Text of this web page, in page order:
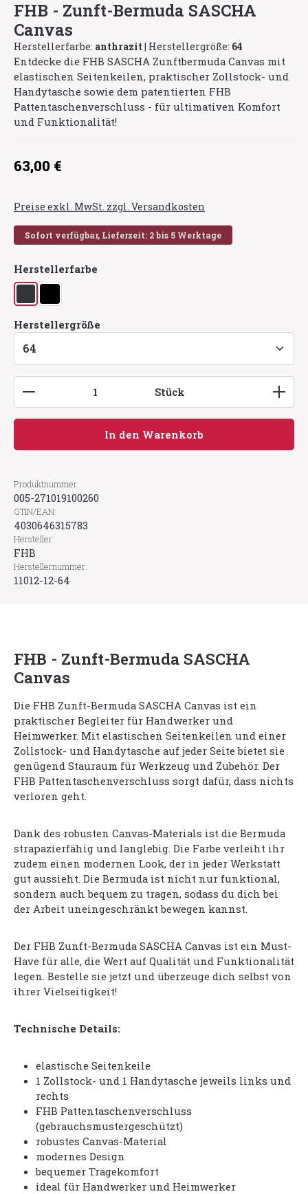
FHB - Zunft-Bermuda SASCHA
Canvas
Herstellerfarbe: anthrazit | Herstellergröße: 64
Entdecke die FHB SASCHA Zunftbermuda Canvas mit
elastischen Seitenkeilen, praktischer Zollstock- und
Handytasche sowie dem patentierten FHB
Pattentaschenverschluss - für ultimativen Komfort
und Funktionalität!
Regulärer Preis:
63,00 €
Preise exkl. MwSt. zzgl. Versandkosten
Sofort verfügbar, Lieferzeit: 2 bis 5 Werktage
Herstellerfarbe
anthrazitschwarz
Herstellergröße
Produkt Anzahl: Gib den gewünschten Wert
Stück
In den Warenkorb
Produktnummer:
005-271019100260
GTIN/EAN:
4030646315783
Hersteller:
FHB
Herstellernummer:
11012-12-64
FHB - Zunft-Bermuda SASCHA
Canvas
Die FHB Zunft-Bermuda SASCHA Canvas ist ein
praktischer Begleiter für Handwerker und
Heimwerker. Mit elastischen Seitenkeilen und einer
Zollstock- und Handytasche auf jeder Seite bietet sie
genügend Stauraum für Werkzeug und Zubehör. Der
FHB Pattentaschenverschluss sorgt dafür, dass nichts
verloren geht.
Dank des robusten Canvas-Materials ist die Bermuda
strapazierfähig und langlebig. Die Farbe verleiht ihr
zudem einen modernen Look, der in jeder Werkstatt
gut aussieht. Die Bermuda ist nicht nur funktional,
sondern auch bequem zu tragen, sodass du dich bei
der Arbeit uneingeschränkt bewegen kannst.
Der FHB Zunft-Bermuda SASCHA Canvas ist ein Must-
Have für alle, die Wert auf Qualität und Funktionalität
legen. Bestelle sie jetzt und überzeuge dich selbst von
ihrer Vielseitigkeit!
Technische Details:
elastische Seitenkeile
1 Zollstock- und 1 Handytasche jeweils links und
rechts
FHB Pattentaschenverschluss
(gebrauchsmustergeschützt)
robustes Canvas-Material
modernes Design
bequemer Tragekomfort
ideal für Handwerker und Heimwerker